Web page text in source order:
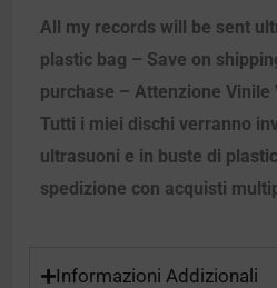
All my records will be sent
plastic bag – Save on
purchase – Attenzione Vinile
Tutti i miei dischi verranno
ultrasuoni e in buste di
spedizione con acquisti
Informazioni Addizionali